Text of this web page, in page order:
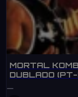
MORTAL
DUBLADO